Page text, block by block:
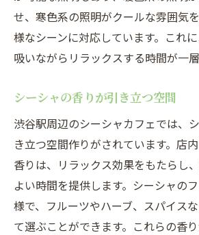
せ、寒色系の照明がクールな雰囲気
様なシーンに対応しています。これ
吸いながらリラックスする時間が一
シーシャの香りが引き立つ空間
渋谷駅周辺のシーシャカフェでは、
き立つ空間作りがされています。店
香りは、リラックス効果をもたらし
よい時間を提供します。シーシャの
様で、フルーツやハーブ、スパイス
て選ぶことができます。これらの香